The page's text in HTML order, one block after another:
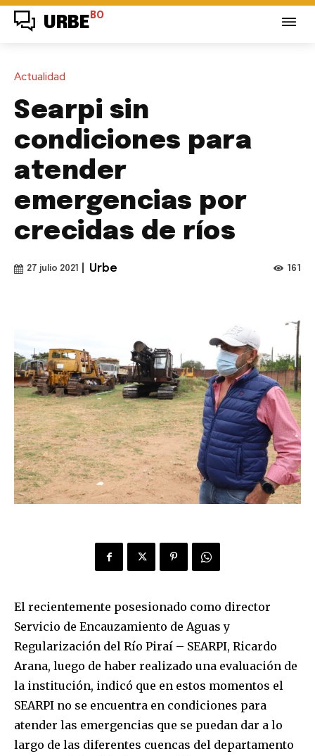
URBE BO
Actualidad
Searpi sin
condiciones para
atender
emergencias por
crecidas de ríos
27 julio 2021 Urbe 161
El recientemente posesionado como director
Servicio de Encauzamiento de Aguas y
Regularización del Río Piraí – SEARPI, Ricardo
Arana, luego de haber realizado una evaluación de
la institución, indicó que en estos momentos el
SEARPI no se encuentra en condiciones para
atender las emergencias que se puedan dar a lo
largo de las diferentes cuencas del departamento